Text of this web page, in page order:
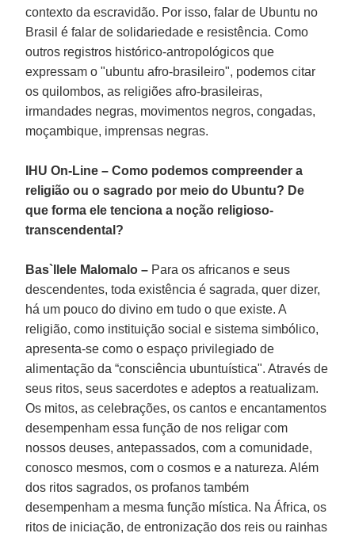
contexto da escravidão. Por isso, falar de Ubuntu no
Brasil é falar de solidariedade e resistência. Como
outros registros histórico-antropológicos que
expressam o "ubuntu afro-brasileiro", podemos citar
os quilombos, as religiões afro-brasileiras,
irmandades negras, movimentos negros, congadas,
moçambique, imprensas negras.
IHU On-Line – Como podemos compreender a
religião ou o sagrado por meio do Ubuntu? De
que forma ele tenciona a noção religioso-
transcendental?
Bas`Ilele Malomalo – Para os africanos e seus
descendentes, toda existência é sagrada, quer dizer,
há um pouco do divino em tudo o que existe. A
religião, como instituição social e sistema simbólico,
apresenta-se como o espaço privilegiado de
alimentação da “consciência ubuntuística". Através de
seus ritos, seus sacerdotes e adeptos a reatualizam.
Os mitos, as celebrações, os cantos e encantamentos
desempenham essa função de nos religar com
nossos deuses, antepassados, com a comunidade,
conosco mesmos, com o cosmos e a natureza. Além
dos ritos sagrados, os profanos também
desempenham a mesma função mística. Na África, os
ritos de iniciação, de entronização dos reis ou rainhas